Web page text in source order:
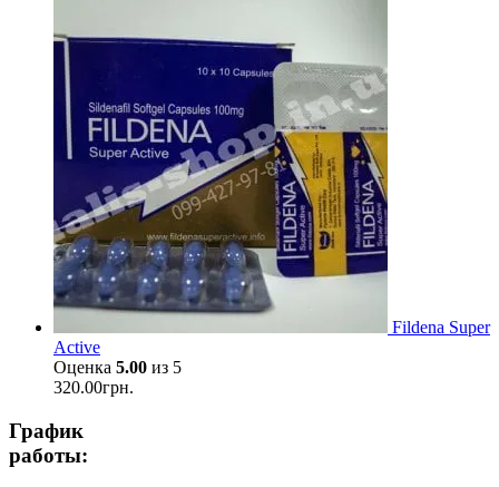
Fildena Super
Active
Оценка 5.00 из 5
320.00грн.
График
работы: